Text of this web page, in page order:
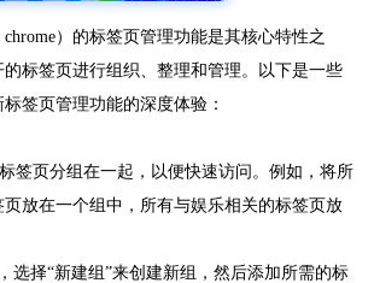
）的标签页管理功能是其核心特性之
标签页进行组织、整理和管理。以下是一些
签页管理功能的深度体验：
签页分组在一起，以便快速访问。例如，将所
放在一个组中，所有与娱乐相关的标签页放
选择“新建组”来创建新组，然后添加所需的标